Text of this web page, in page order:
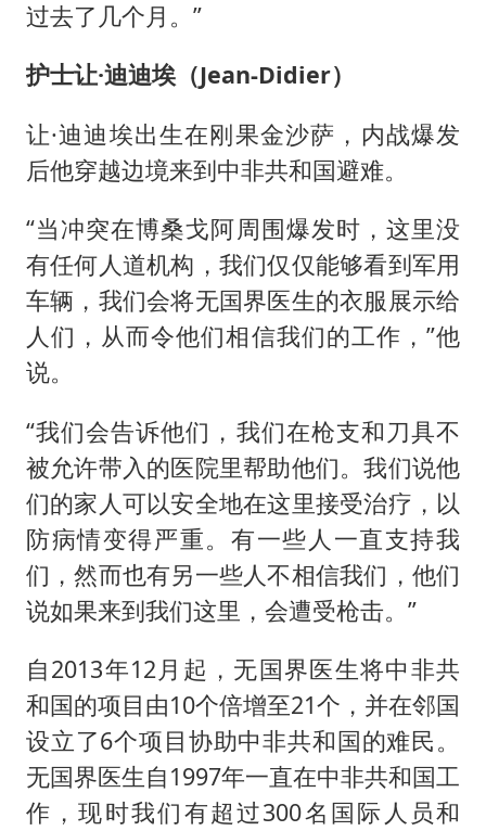
过去了几个月。”
护士让·迪迪埃（Jean-Didier）
让·迪迪埃出生在刚果金沙萨，内战爆发
后他穿越边境来到中非共和国避难。
“当冲突在博桑戈阿周围爆发时，这里没
有任何人道机构，我们仅仅能够看到军用
车辆，我们会将无国界医生的衣服展示给
人们，从而令他们相信我们的工作，”他
说。
“我们会告诉他们，我们在枪支和刀具不
被允许带入的医院里帮助他们。我们说他
们的家人可以安全地在这里接受治疗，以
防病情变得严重。有一些人一直支持我
们，然而也有另一些人不相信我们，他们
说如果来到我们这里，会遭受枪击。”
自2013年12月起，无国界医生将中非共
和国的项目由10个倍增至21个，并在邻国
设立了6个项目协助中非共和国的难民。
无国界医生自1997年一直在中非共和国工
作，现时我们有超过300名国际人员和